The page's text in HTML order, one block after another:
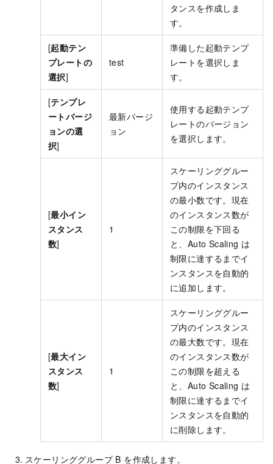
タンスを作成しま
す。
[起動テン
プレートの
選択]
test
準備した起動テンプ
レートを選択しま
す。
[テンプレ
ートバージ
ョンの選
択]
最新バージ
ョン
使用する起動テンプ
レートのバージョン
を選択します。
[最小イン
スタンス
数]
1
スケーリンググルー
プ内のインスタンス
の最小数です。現在
のインスタンス数が
この制限を下回る
と、Auto Scaling は
制限に達するまでイ
ンスタンスを自動的
に追加します。
[最大イン
スタンス
数]
1
スケーリンググルー
プ内のインスタンス
の最大数です。現在
のインスタンス数が
この制限を超える
と、Auto Scaling は
制限に達するまでイ
ンスタンスを自動的
に削除します。
スケーリンググループ B を作成します。